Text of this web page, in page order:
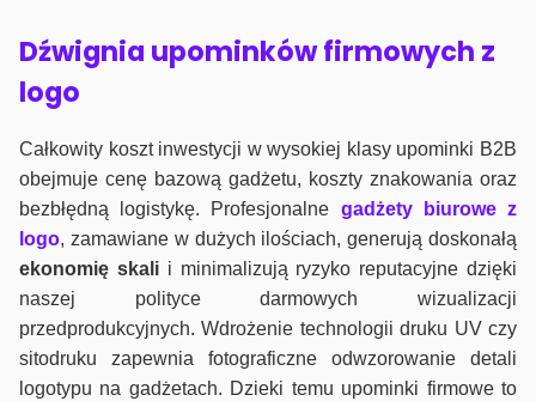
Dźwignia upominków firmowych z
logo
Całkowity koszt inwestycji w wysokiej klasy upominki B2B
obejmuje cenę bazową gadżetu, koszty znakowania oraz
bezbłędną logistykę. Profesjonalne gadżety biurowe z
logo, zamawiane w dużych ilościach, generują doskonałą
ekonomię skalii minimalizują ryzyko reputacyjne dzięki
naszej polityce darmowych wizualizacji
przedprodukcyjnych. Wdrożenie technologii druku UV czy
sitodruku zapewnia fotograficzne odwzorowanie detali
logotypu na gadżetach. Dzieki temu upominki firmowe to